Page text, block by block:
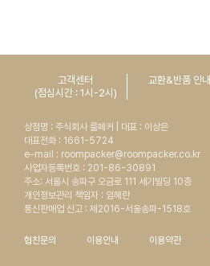
고객센터
(점심시간 : 1시-2시)
교환&반품 안내
상점명 : 주식회사 룸페커 | 대표 : 이상은
대표전화 : 1661-5724
e-mail : roompacker@roompacker.co.kr
사업자등록번호 : 201-86-30891
주소: 서울시 송파구 오금로 111 세기빌딩 10층
개인정보관리 책임자 : 임혜란
통신판매업 신고 : 제2016-서울송파-1518호
협찬문의 이용안내 이용약관